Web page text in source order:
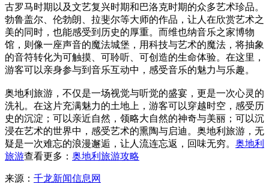
古罗马时期以及文艺复兴时期和巴洛克时期的众多艺术珍品。
勃鲁盖尔、伦勃朗、拉斐尔等大师的作品，让人在欣赏艺术之
美的同时，也能感受到历史的厚重。而维也纳音乐之家博物
馆，则像一座声音的魔法城堡，用科技与艺术的魔法，将抽象
的音符转化为可触摸、可聆听、可创造的生命体验。在这里，
游客可以亲身参与到音乐互动中，感受音乐的魅力与乐趣。
奥地利旅游，不仅是一场视觉与听觉的盛宴，更是一次心灵的
洗礼。在这片充满魅力的土地上，游客可以穿越时空，感受历
史的沉淀；可以亲近自然，领略大自然的神奇与美丽；可以沉
浸在艺术的世界中，感受艺术的熏陶与启迪。奥地利旅游，无
疑是一次难忘的浪漫邂逅，让人流连忘返，回味无穷。 奥地利
旅游查看更多： 奥地利旅游攻略
来源： 千龙新闻信息网